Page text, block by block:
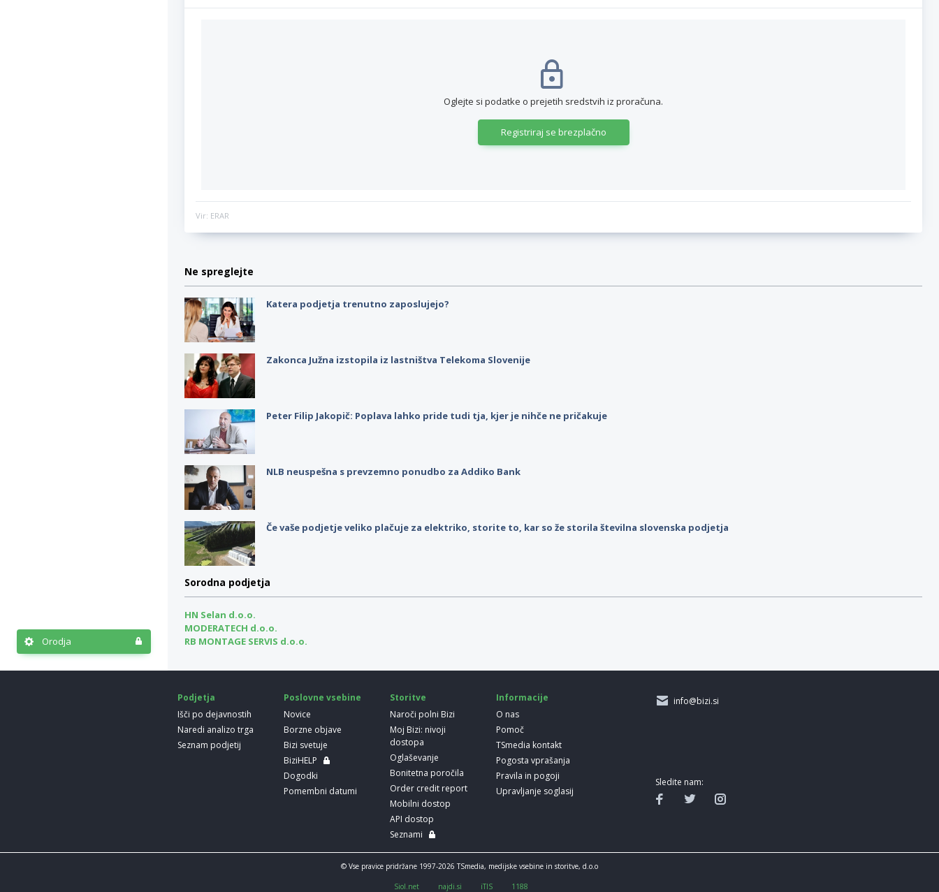
Orodja
Oglejte si podatke o prejetih sredstvih iz proračuna.
Registriraj se brezplačno
Vir: ERAR
Ne spreglejte
Katera podjetja trenutno zaposlujejo?
Zakonca Južna izstopila iz lastništva Telekoma Slovenije
Peter Filip Jakopič: Poplava lahko pride tudi tja, kjer je nihče ne pričakuje
NLB neuspešna s prevzemno ponudbo za Addiko Bank
Če vaše podjetje veliko plačuje za elektriko, storite to, kar so že storila številna slovenska podjetja
Sorodna podjetja
HN Selan d.o.o.
MODERATECH d.o.o.
RB MONTAGE SERVIS d.o.o.
Podjetja
Išči po dejavnostih
Naredi analizo trga
Seznam podjetij
Poslovne vsebine
Novice
Borzne objave
Bizi svetuje
BiziHELP
Dogodki
Pomembni datumi
Storitve
Naroči polni Bizi
Moj Bizi: nivoji
dostopa
Oglaševanje
Bonitetna poročila
Order credit report
Mobilni dostop
API dostop
Seznami
Informacije
O nas
Pomoč
TSmedia kontakt
Pogosta vprašanja
Pravila in pogoji
Upravljanje soglasij
info@bizi.si
Sledite nam:
© Vse pravice pridržane 1997-2026 TSmedia, medijske vsebine in storitve, d.o.o
Siol.net najdi.si iTIS 1188